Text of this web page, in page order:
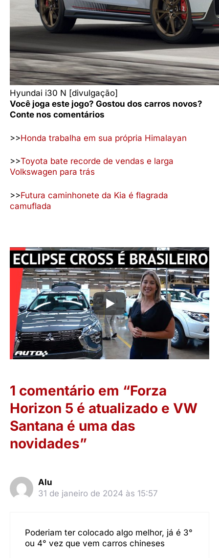
Hyundai i30 N [divulgação]
Você joga este jogo? Gostou dos carros novos?
Conte nos comentários
>>Honda trabalha em sua própria Himalayan
>>Toyota bate recorde de vendas e larga
Volkswagen para trás
>>Futura caminhonete da Kia é flagrada
camuflada
1 comentário em “Forza
Horizon 5 é atualizado e VW
Santana é uma das
novidades”
Alu
31 de janeiro de 2024 às 15:57
Poderiam ter colocado algo melhor, já é 3°
ou 4° vez que vem carros chineses